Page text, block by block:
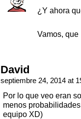
¿Y ahora
Vamos,
David
septiembre 24, 2014 at
Por lo que veo eran
menos
equipo XD)